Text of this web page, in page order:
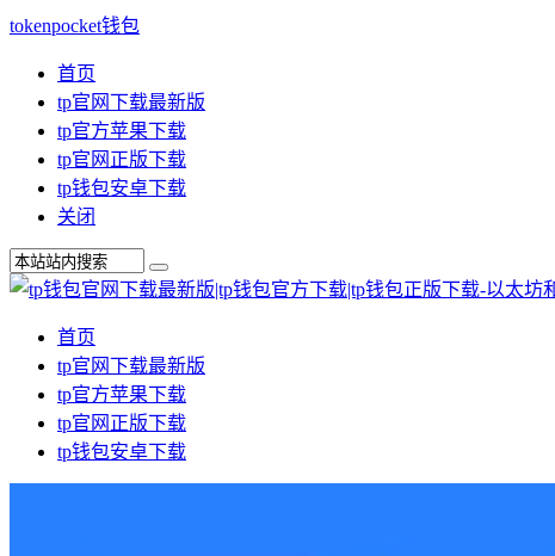
tokenpocket钱包
首页
tp官网下载最新版
tp官方苹果下载
tp官网正版下载
tp钱包安卓下载
关闭
首页
tp官网下载最新版
tp官方苹果下载
tp官网正版下载
tp钱包安卓下载